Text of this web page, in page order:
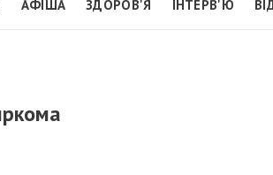
АФІША ЗДОРОВ'Я ІНТЕРВ'Ю